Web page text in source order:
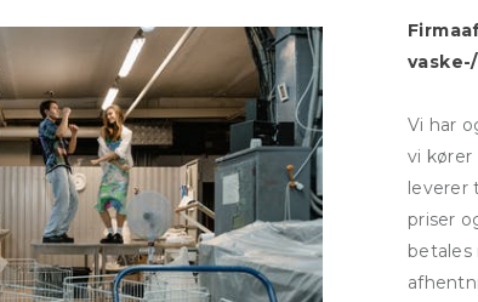
Vi har
vi kører
leverer
priser
betales